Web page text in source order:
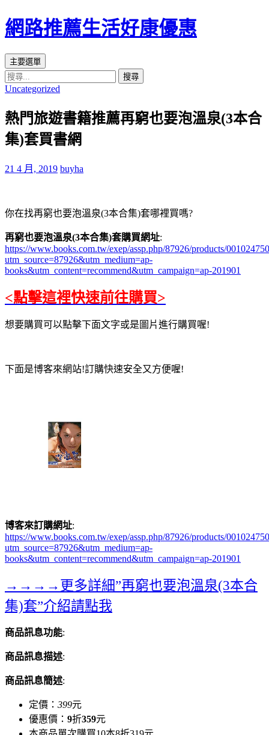
網路推薦生活好康優惠
搜
尋
主要選單
主
內
容
區
搜
尋
鍵
字:
Uncategorized
熱門旅遊書籍推薦再窮也要泡溫泉(3本合
集)套買書網
21 4 月, 2019 buyha
你在找再窮也要泡溫泉(3本合集)套哪裡買嗎?
再窮也要泡溫泉(3本合集)套購買網址:
https://www.books.com.tw/exep/assp.php/87926/products/
utm_source=87926&utm_medium=ap-
books&utm_content=recommend&utm_campaign=ap-201901
<點擊這裡快速前往購買>
想要購買可以點擊下面文字或是圖片進行購買喔!
下面是博客來網站!訂購快速安全又方便喔!
博客來訂購網址:
https://www.books.com.tw/exep/assp.php/87926/products/
utm_source=87926&utm_medium=ap-
books&utm_content=recommend&utm_campaign=ap-201901
→→→→更多詳細”再窮也要泡溫泉(3本合
集)套”介紹請點我
商品訊息功能:
商品訊息描述:
商品訊息簡述:
定價： 399元
優惠價： 9折359元